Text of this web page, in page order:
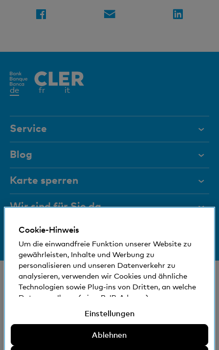
deAktives
fr it
Service
Hilfe & Kontakt
Dokumente
Magazin
Führungsgremien
Medien
Sozial und umweltfreundlich
Blog
Karte sperren
+41 (0)800 88 99 66
Wir sind für Sie da
Hilfe & Kontakt
Standorte und Bancomaten
Bankinfos
© Bank Cler AG
Rechtliche Bedingungen und Hinweise
Die Bank Cler ist eine Tochtergesellschaft der Basler
Cookie-Hinweis
Um die einwandfreie Funktion unserer Website zu
gewährleisten, Inhalte und Werbung zu
personalisieren und unseren Datenverkehr zu
analysieren, verwenden wir Cookies und ähnliche
Technologien sowie Plug-ins von Dritten, an welche
Daten von Ihnen (wie z.B. IP-Adresse)
werden können. Sie können der Verwendung von
Technologien, Plug-ins von Dritten und der damit
Einstellungen
Ablehnen